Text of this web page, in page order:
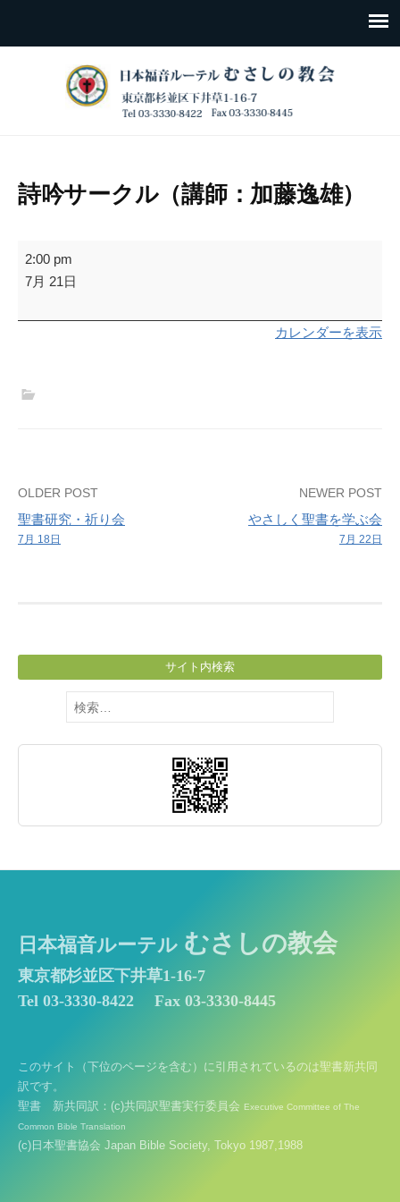
詩吟サークル（講師：加藤逸雄）
詩
吟
ー
雄）
2:00 pm
7月 21日
カレンダーを表示
Post
navigation
OLDER POST
聖書研究・祈り会
7月 18日
NEWER POST
やさしく聖書を学ぶ会
7月 22日
サイト内検索
検
索:
日本福音ルーテル むさしの教会
東京都杉並区下井草1-16-7
Tel 03-3330-8422
Fax 03-3330-8445
このサイト（下位のページを含む）に引用されているのは聖書新共同
訳です。
聖書 新共同訳：(c)共同訳聖書実行委員会 Executive Committee of The
Common Bible Translation
(c)日本聖書協会 Japan Bible Society, Tokyo 1987,1988